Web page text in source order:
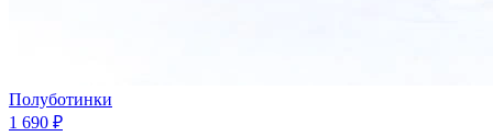
Полуботинки
1 690 ₽